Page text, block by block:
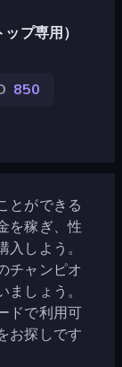
プ専用）
850
とができる
を稼ぎ、性
しよう。
チャンピオ
しょう。
ドで利用可
お探しです